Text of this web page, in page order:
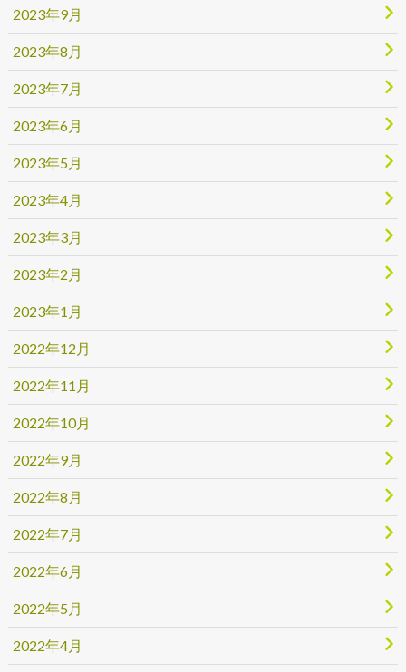
2023年9月
2023年8月
2023年7月
2023年6月
2023年5月
2023年4月
2023年3月
2023年2月
2023年1月
2022年12月
2022年11月
2022年10月
2022年9月
2022年8月
2022年7月
2022年6月
2022年5月
2022年4月